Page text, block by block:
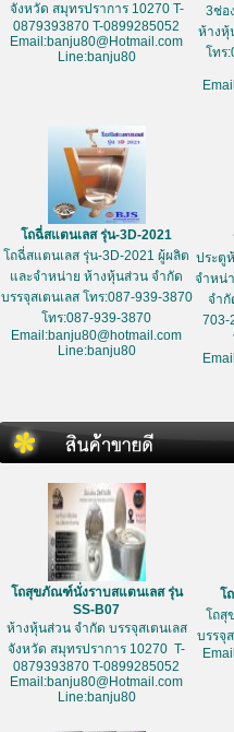
จังหวัด สมุทรปราการ 10270 T-
0879393870 T-0899285052
Email:banju80@Hotmail.com
Line:banju80
3ช่อ
ห้างหุ้
โทร
โถฉี่สแตนเลส รุ่น-3D-2021
โถฉี่สแตนเลส รุ่น-3D-2021 ผู้ผลิต
และจำหน่าย ห้างหุ้นส่วน จำกัด
บรรจุสเตนเลส โทร:087-939-3870
โทร:087-939-3870
Email:banju80@hotmail.com
Line:banju80
ประตู
จำหน่
จำกั
703-
โถสุขภัณฑ์นั่งราบสแตนเลส รุ่น
SS-B07
ห้างหุ้นส่วน จำกัด บรรจุสเตนเลส
จังหวัด สมุทรปราการ 10270 T-
0879393870 T-0899285052
Email:banju80@Hotmail.com
Line:banju80
โ
โถสุ
บรรจุ